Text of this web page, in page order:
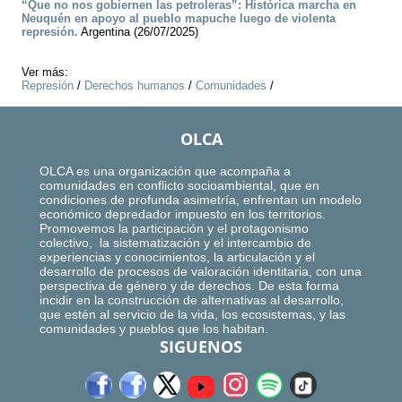
“Que no nos gobiernen las petroleras”: Histórica marcha en
Neuquén en apoyo al pueblo mapuche luego de violenta
represión. Argentina (26/07/2025)
Ver más:
Represión / Derechos humanos / Comunidades /
OLCA
OLCA es una organización que acompaña a
comunidades en conflicto socioambiental, que en
condiciones de profunda asimetría, enfrentan un modelo
económico depredador impuesto en los territorios.
Promovemos la participación y el protagonismo
colectivo, la sistematización y el intercambio de
experiencias y conocimientos, la articulación y el
desarrollo de procesos de valoración identitaria, con una
perspectiva de género y de derechos. De esta forma
incidir en la construcción de alternativas al desarrollo,
que estén al servicio de la vida, los ecosistemas, y las
comunidades y pueblos que los habitan.
SIGUENOS